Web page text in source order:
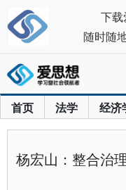
首页 法学 经济
杨宏山：整合治
下载
随时随